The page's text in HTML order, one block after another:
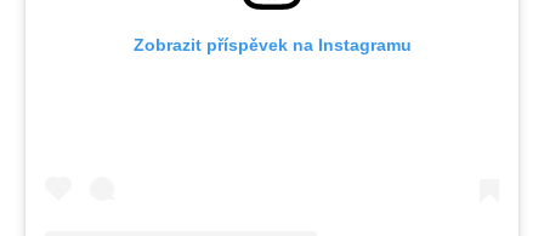
Zobrazit příspěvek na Instagramu